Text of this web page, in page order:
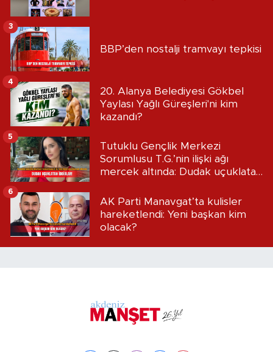
BBP’den nostalji tramvayı tepkisi
3
20. Alanya Belediyesi Gökbel
Yaylası Yağlı Güreşleri'ni kim
kazandı?
4
Tutuklu Gençlik Merkezi
Sorumlusu T.G.’nin ilişki ağı
mercek altında: Dudak uçuklatan
5
AK Parti Manavgat’ta kulisler
hareketlendi: Yeni başkan kim
olacak?
6